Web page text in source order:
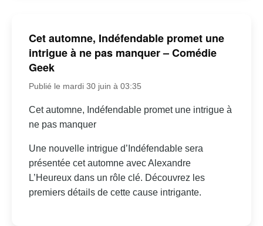
Cet automne, Indéfendable promet une
intrigue à ne pas manquer – Comédie
Geek
Publié le mardi 30 juin à 03:35
Cet automne, Indéfendable promet une intrigue à
ne pas manquer
Une nouvelle intrigue d’Indéfendable sera
présentée cet automne avec Alexandre
L’Heureux dans un rôle clé. Découvrez les
premiers détails de cette cause intrigante.